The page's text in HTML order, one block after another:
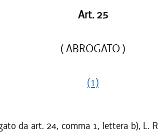
Art. 25
( ABROGATO )
(1)
da art. 24, comma 1, lettera b), L.